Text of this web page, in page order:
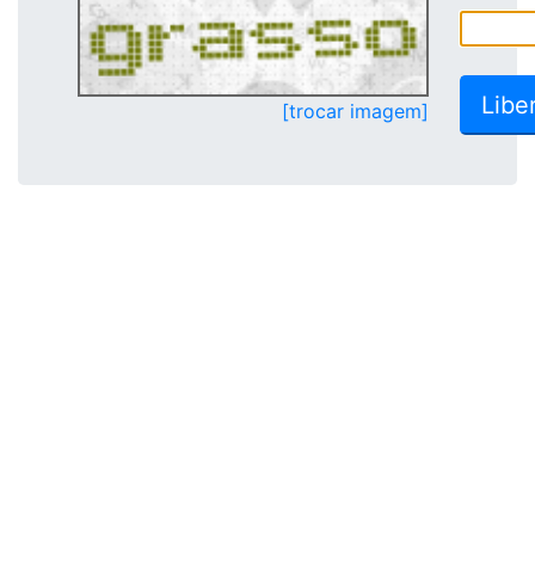
[trocar imagem]